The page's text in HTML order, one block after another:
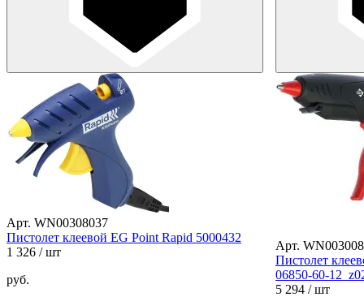
Арт. WN00308037
Пистолет клеевой EG Point Rapid 5000432
1 326 / шт
руб.
Арт.
Пистолет
06850-60-
5 294 / шт